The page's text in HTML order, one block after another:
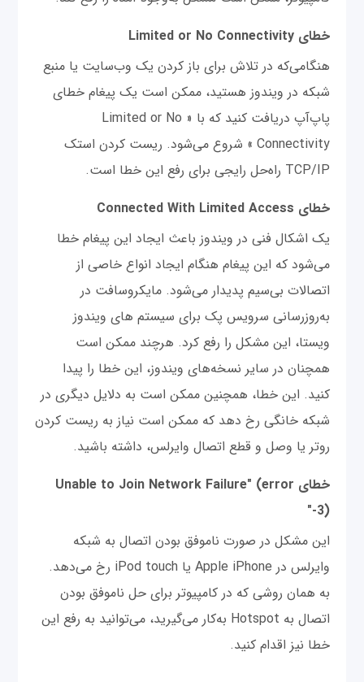
خطای Limited or No Connectivity
هنگامی‌که در تلاش برای باز کردن یک وب‌سایت یا منبع
شبکه در ویندوز هستید، ممکن است یک پیغام خطای
پاپ‌آپ دریافت کنید که با « Limited or No
Connectivity » شروع می‌شود. ریست کردن استک
TCP/IP راه‌حل رایجی برای رفع این خطا است.
خطای Connected With Limited Access
یک اشکال فنی در ویندوز باعث ایجاد این پیغام خطا
می‌شود که این پیغام هنگام ایجاد انواع خاصی از
اتصالات بی‌سیم پدیدار می‌شود. مایکروسافت در
به‌روزرسانی سرویس پک برای سیستم های ویندوز
ویستا، این مشکل را رفع کرد. هرچند ممکن است
همچنان در سایر نسخه‌های ویندوز، این خطا را پیدا
کنید. این خطا، همچنین ممکن است به دلایل دیگری در
شبکه خانگی رخ دهد که ممکن است نیاز به ریست کردن
روتر یا وصل و قطع اتصال وایرلس، داشته باشید.
خطای Unable to Join Network Failure" (error
-3)"
این مشکل در صورت ناموفق بودن اتصال به شبکه
وایرلس در Apple iPhone یا iPod touch رخ می‌دهد.
به همان روشی که در کامپیوتر برای حل ناموفق بودن
اتصال به Hotspot به‌کار می‌گیرید، می‌توانید به رفع این
خطا نیز اقدام کنید.